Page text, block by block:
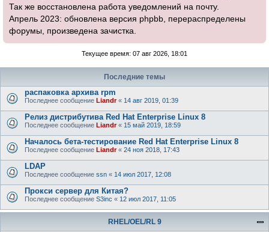
Так же восстановлена работа уведомлений на почту.
Апрель 2023: обновлена версия phpbb, перераспределены
форумы, произведена зачистка.
Текущее время: 07 авг 2026, 18:01
Последние темы
распаковка архива rpm
Последнее сообщение Liandr« 14 авг 2019, 01:39
Релиз дистрибутива Red Hat Enterprise Linux 8
Последнее сообщение Liandr« 15 май 2019, 18:59
Началось бета-тестирование Red Hat Enterprise Linux 8
Последнее сообщение Liandr« 24 ноя 2018, 17:43
LDAP
Последнее сообщение ssn « 14 июл 2017, 12:08
Прокси сервер для Китая?
Последнее сообщение S3inc « 12 июл 2017, 11:05
RHEL/OEL/RL 9